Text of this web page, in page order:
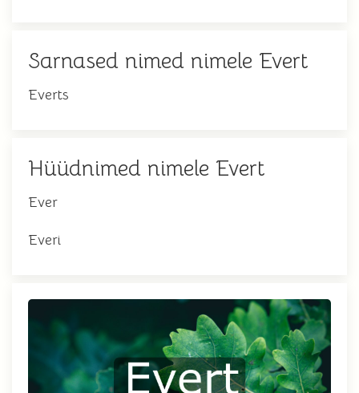
Sarnased nimed nimele Evert
Everts
Hüüdnimed nimele Evert
Ever
Everi